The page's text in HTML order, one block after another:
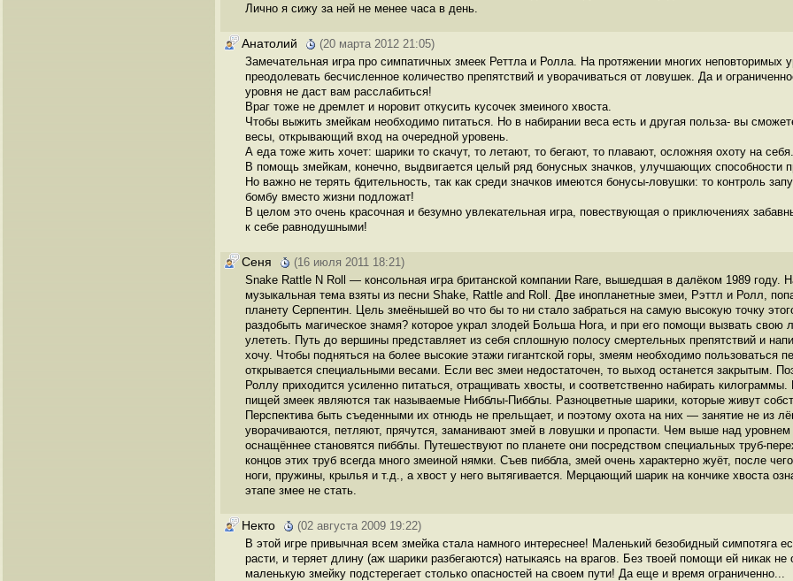
Лично я сижу за ней не менее часа в день.
Анатолий
(20 марта 2012 21:05)
Замечательная игра про симпатичных змеек Реттла и Ролла. На протяжении многих неповторимых
преодолевать бесчисленное количество препятствий и уворачиваться от ловушек. Да и
уровня не даст вам расслабиться!
Враг тоже не дремлет и норовит откусить кусочек змеиного хвоста.
Чтобы выжить змейкам необходимо питаться. Но в набирании веса есть и другая польза- вы
весы, открывающий вход на очередной уровень.
А еда тоже жить хочет: шарики то скачут, то летают, то бегают, то плавают, осложняя охоту на себя.
В помощь змейкам, конечно, выдвигается целый ряд бонусных значков, улучшающих способности
Но важно не терять бдительность, так как среди значков имеются бонусы-ловушки: то контроль
бомбу вместо жизни подложат!
В целом это очень красочная и безумно увлекательная игра, повествующая о приключениях
к себе равнодушными!
Сеня
(16 июля 2011 18:21)
Snake Rattle N Roll — консольная игра британской компании Rare, вышедшая в далёком 1989 году.
музыкальная тема взяты из песни Shake, Rattle and Roll. Две инопланетные змеи, Рэттл и Ролл,
планету Серпентин. Цель змеёнышей во что бы то ни стало забраться на самую высокую точку
раздобыть магическое знамя? которое украл злодей Больша Нога, и при его помощи вызвать свою
улететь. Путь до вершины представляет из себя сплошную полосу смертельных препятствий и
хочу. Чтобы подняться на более высокие этажи гигантской горы, змеям необходимо пользоваться
открывается специальными весами. Если вес змеи недостаточен, то выход останется закрытым.
Роллу приходится усиленно питаться, отращивать хвосты, и соответственно набирать
пищей змеек являются так называемые Нибблы-Пибблы. Разноцветные шарики, которые живут
Перспектива быть съеденными их отнюдь не прельщает, и поэтому охота на них — занятие не из
уворачиваются, петляют, прячутся, заманивают змей в ловушки и пропасти. Чем выше над
оснащённее становятся пибблы. Путешествуют по планете они посредством специальных труб-
концов этих труб всегда много змеиной нямки. Съев пиббла, змей очень характерно жуёт, после
ноги, пружины, крылья и т.д., а хвост у него вытягивается. Мерцающий шарик на кончике хвоста
этапе змее не стать.
Некто
(02 августа 2009 19:22)
В этой игре привычная всем змейка стала намного интереснее! Маленький безобидный симпотяга
расти, и теряет длину (аж шарики разбегаются) натыкаясь на врагов. Без твоей помощи ей никак
маленькую змейку подстерегает столько опасностей на своем пути! Да еще и время ограниченно...